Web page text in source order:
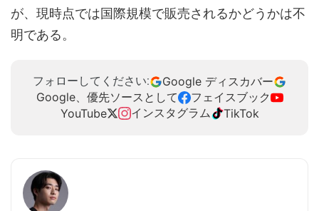
が、現時点では国際規模で販売されるかどうかは不
明である。
フォローしてください:
Google ディスカバー
Google、優先ソースとして
フェイスブック
YouTube
インスタグラム TikTok